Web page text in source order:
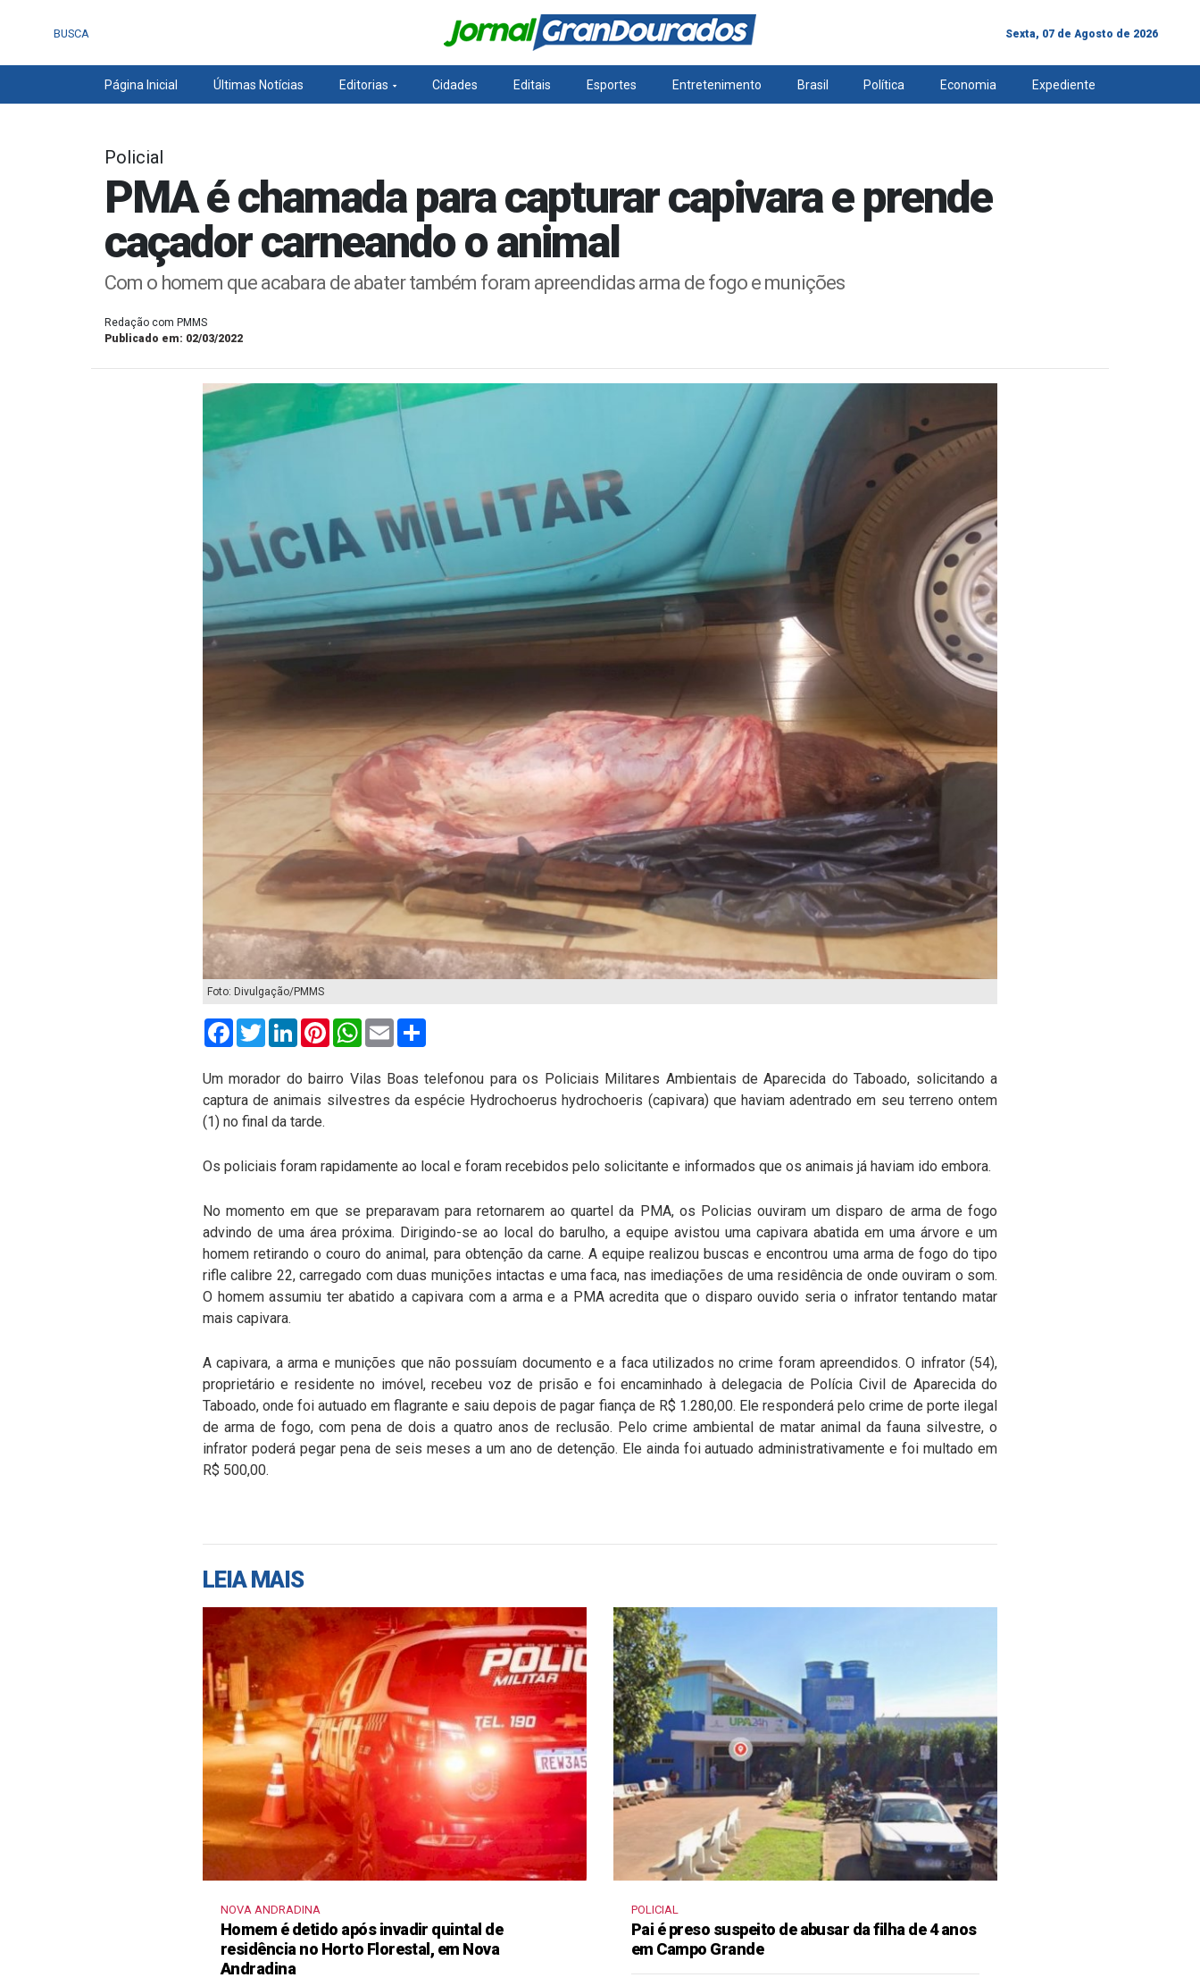
BUSCA Sexta, 07 de Agosto de 2026
Página Inicial Últimas Notícias Editorias Cidades Editais Esportes Entretenimento Brasil Política Economia Expediente
Policial
PMA é chamada para capturar capivara e prende
caçador carneando o animal
Com o homem que acabara de abater também foram apreendidas arma de fogo e munições
Redação com PMMS
Publicado em: 02/03/2022
Foto: Divulgação/PMMS
FacebookTwitterLinkedInPinterestWhatsApp
Email
Um morador do bairro Vilas Boas telefonou para os Policiais Militares Ambientais de Aparecida do Taboado, solicitando a
captura de animais silvestres da espécie Hydrochoerus hydrochoeris (capivara) que haviam adentrado em seu terreno ontem
(1) no final da tarde.
Os policiais foram rapidamente ao local e foram recebidos pelo solicitante e informados que os animais já haviam ido embora.
No momento em que se preparavam para retornarem ao quartel da PMA, os Policias ouviram um disparo de arma de fogo
advindo de uma área próxima. Dirigindo-se ao local do barulho, a equipe avistou uma capivara abatida em uma árvore e um
homem retirando o couro do animal, para obtenção da carne. A equipe realizou buscas e encontrou uma arma de fogo do tipo
rifle calibre 22, carregado com duas munições intactas e uma faca, nas imediações de uma residência de onde ouviram o som.
O homem assumiu ter abatido a capivara com a arma e a PMA acredita que o disparo ouvido seria o infrator tentando matar
mais capivara.
A capivara, a arma e munições que não possuíam documento e a faca utilizados no crime foram apreendidos. O infrator (54),
proprietário e residente no imóvel, recebeu voz de prisão e foi encaminhado à delegacia de Polícia Civil de Aparecida do
Taboado, onde foi autuado em flagrante e saiu depois de pagar fiança de R$ 1.280,00. Ele responderá pelo crime de porte ilegal
de arma de fogo, com pena de dois a quatro anos de reclusão. Pelo crime ambiental de matar animal da fauna silvestre, o
infrator poderá pegar pena de seis meses a um ano de detenção. Ele ainda foi autuado administrativamente e foi multado em
R$ 500,00.
LEIA MAIS
NOVA ANDRADINA
Homem é detido após invadir quintal de
residência no Horto Florestal, em Nova
Andradina
POLICIAL
Pai é preso suspeito de abusar da filha de 4 anos
em Campo Grande